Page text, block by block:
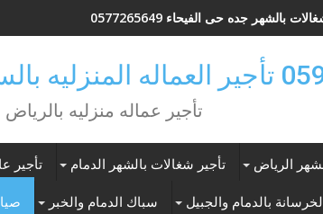
بالشهر جده حى الفيحاء 0577265649
بالرياض
تأجير عماله منزليه بالرياض
الرياض تأجير شغالات بالشهر الدمام تأجير
بالدمام والجبيل سباك الدمام والخبر